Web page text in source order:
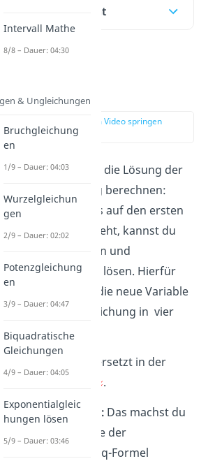
Inhaltsübersicht
zur Stelle im Video springen
(00:14)
Stell dir vor, du willst die Lösung der
folgenden Gleichung berechnen:
. Was auf den ersten
Blick schwierig aussieht, kannst du
mit einer Substitution und
Resubstitution leicht lösen. Hierfür
durch die neue Variable
und löst du die Gleichung in vier
Schritten:
Du ersetzt in der
.
2. Berechnung von
: Das machst du
zum Beispiel mit Hilfe der
Mitternachts- oder pq-Formel
Intervall Mathe
8/8 – Dauer: 04:30
& Ungleichungen
Bruchgleichung
en
1/9 – Dauer: 04:03
Wurzelgleichun
gen
2/9 – Dauer: 02:02
Potenzgleichung
en
3/9 – Dauer: 04:47
Biquadratische
Gleichungen
4/9 – Dauer: 04:05
Exponentialgleic
hungen lösen
5/9 – Dauer: 03:46